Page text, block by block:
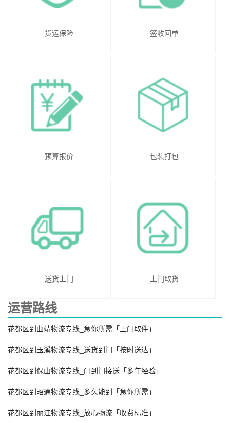
货运保险 签收回单
预算报价 包装打包
送货上门 上门取货
运营路线
花都区到曲靖物流专线_急你所需「上门取件」
花都区到玉溪物流专线_送货到门「按时送达」
花都区到保山物流专线_门到门接送「多年经验」
花都区到昭通物流专线_多久能到「急你所需」
花都区到丽江物流专线_放心物流「收费标准」